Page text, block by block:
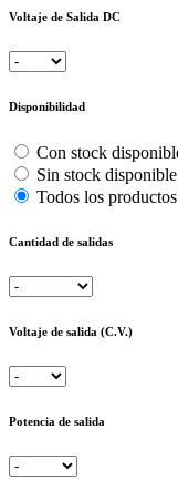
Voltaje de Salida DC
Disponibilidad
Con stock
Sin stock disponible
Todos los productos
Cantidad de salidas
Voltaje de salida (C.V.)
Potencia de salida